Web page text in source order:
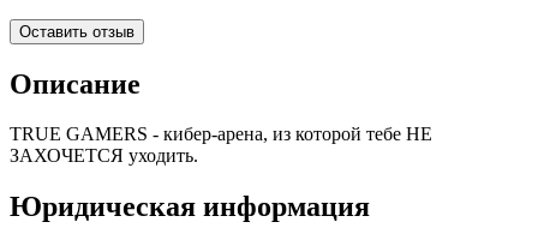
Оставить отзыв
Описание
TRUE GAMERS - кибер-арена, из которой тебе НЕ
ЗАХОЧЕТСЯ уходить.
Юридическая информация